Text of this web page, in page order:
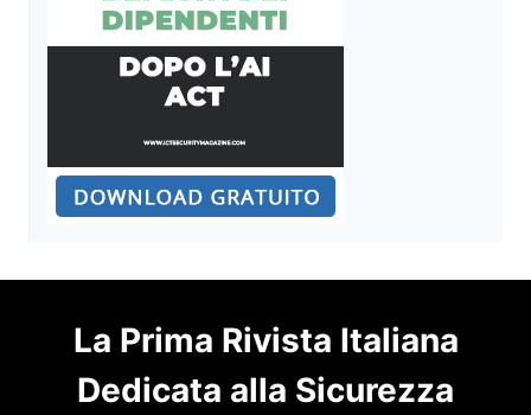
La Prima Rivista Italiana
Dedicata alla Sicurezza